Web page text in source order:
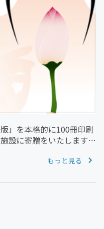
」を本格的に100冊印刷
設に寄贈をいたします。
たします。
もっと見る